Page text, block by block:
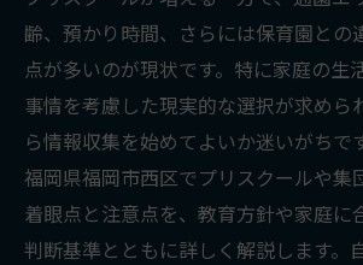
齢、預かり時間、さらには保育園との
点が多いのが現状です。特に家庭の生
事情を考慮した現実的な選択が求めら
ら情報収集を始めてよいか迷いがちで
福岡県福岡市西区でプリスクールや集
着眼点と注意点を、教育方針や家庭に
判断基準とともに詳しく解説します。